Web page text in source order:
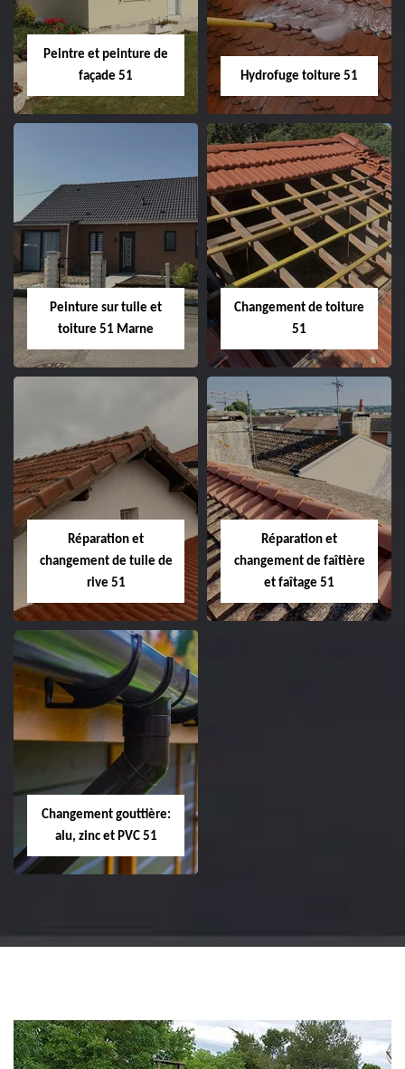
Peintre et peinture de
façade 51
Peintre et peinture
de façade 51
Hydrofuge toiture 51
Hydrofuge toiture
51
Peinture sur tuile et
toiture 51 Marne
Peinture sur tuile
et toiture 51
Marne
Changement de toiture
51
Changement de
toiture 51
Réparation et
changement de tuile de
rive 51
Réparation et
changement de
tuile de rive 51
Réparation et
changement de faîtière
et faîtage 51
Changement gouttière:
alu, zinc et PVC 51
et PVC 51